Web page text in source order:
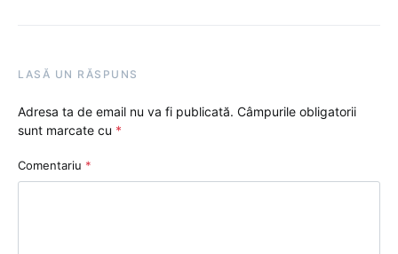
LASĂ UN RĂSPUNS
Adresa ta de email nu va fi publicată. Câmpurile obligatorii
sunt marcate cu *
Comentariu *